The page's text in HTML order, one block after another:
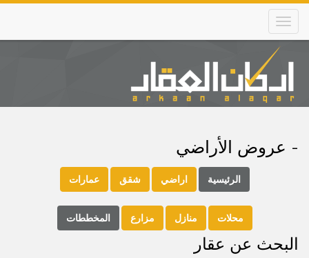
Skip
main
content
Main
navigation
- عروض الأراضي
الرئيسية اراضي شقق عمارات
محلات منازل مزارع المخططات
البحث عن عقار